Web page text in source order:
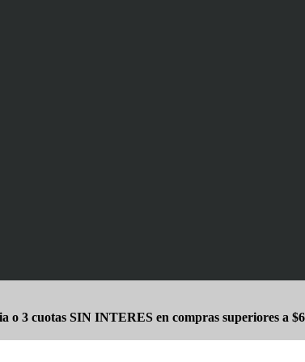
o 3 cuotas SIN INTERES en compras superiores a